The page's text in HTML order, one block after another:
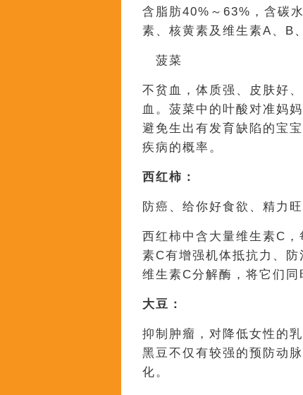
含脂肪40%～63%，含碳
素、核黄素及维生素A、B
菠菜
不贫血，体质强、皮肤好
血。菠菜中的叶酸对准妈
避免生出有发育缺陷的宝
疾病的概率。
西红柿：
防癌、给你好食欲、精力旺
西红柿中含大量维生素C
素C有增强机体抵抗力、
维生素C分解酶，将它们同
大豆：
抑制肿瘤，对降低女性的
黑豆不仅有较强的预防动
化。